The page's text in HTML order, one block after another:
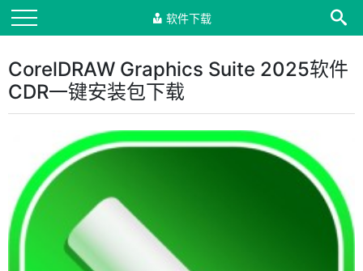
软件下载
CorelDRAW Graphics Suite 2025软件
CDR一键安装包下载